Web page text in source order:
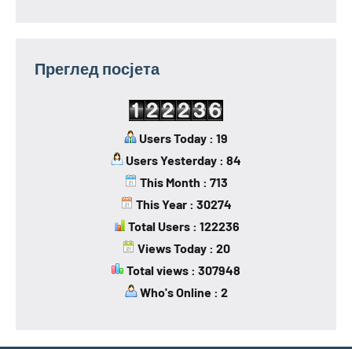
Преглед посјета
Users Today : 19
Users Yesterday : 84
This Month : 713
This Year : 30274
Total Users : 122236
Views Today : 20
Total views : 307948
Who's Online : 2